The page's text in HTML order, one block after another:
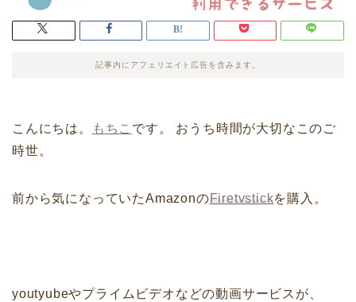
記事内にアフェリエイト広告を含みます。
こんにちは。 もちこ です。 おうち時間が大切なこのご
時世。
前から気になっていたAmazonのFiretvstickを購入。
youtyubeやプライムビデオなどの動画サービスが、